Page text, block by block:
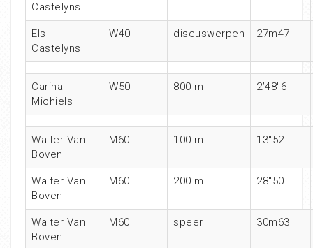
Castelyns
Els
Castelyns
W40 discuswerpen 27m47
Carina
Michiels
W50 800 m 2’48″6
Walter Van
Boven
M60 100 m 13″52
Walter Van
Boven
M60 200 m 28″50
Walter Van
Boven
M60 speer 30m63